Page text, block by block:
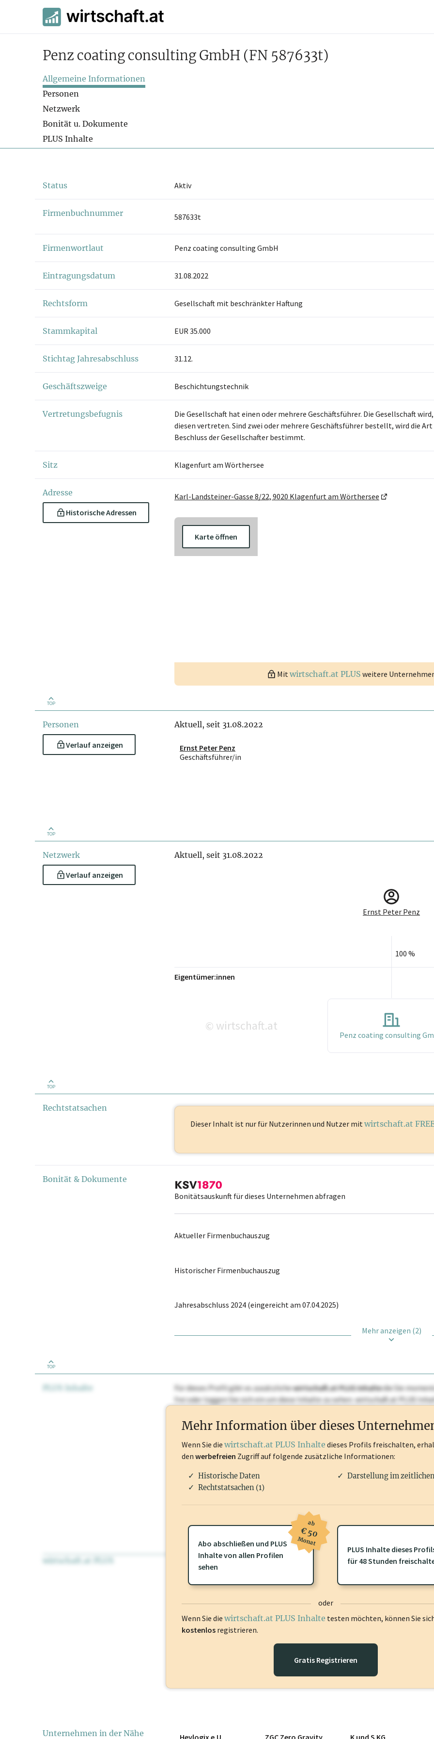
Penz coating consulting GmbH (FN 587633t)
Allgemeine Informationen
Personen
Netzwerk
Bonität u. Dokumente
PLUS Inhalte
Status Aktiv
Firmenbuchnummer 587633t
Firmenwortlaut Penz coating consulting GmbH
Eintragungsdatum 31.08.2022
Rechtsform Gesellschaft mit beschränkter Haftung
Stammkapital EUR 35.000
Stichtag Jahresabschluss 31.12.
Geschäftszweige Beschichtungstechnik
Vertretungsbefugnis
Die Gesellschaft hat einen oder mehrere Geschäftsführer. Die Gesellschaft
diesen vertreten. Sind zwei oder mehrere Geschäftsführer bestellt, wird die
Beschluss der Gesellschafter bestimmt.
Sitz Klagenfurt am Wörthersee
Adresse
Historische Adressen
Karl-Landsteiner-Gasse 8/22, 9020 Klagenfurt am Wörthersee
Karte öffnen
Mitwirtschaft.at PLUS weitere
TOP
Personen
Verlauf anzeigen
Aktuell, seit 31.08.2022
Ernst Peter Penz
Geschäftsführer/in
TOP
Netzwerk
Verlauf anzeigen
Aktuell, seit 31.08.2022
Ernst Peter Penz
100 %
Eigentümer:innen
© wirtschaft.at
Penz coating consulting
TOP
Rechtstatsachen
Dieser Inhalt ist nur für Nutzerinnen und Nutzer mit wirtschaft.at
Bonität & Dokumente
Bonitätsauskunft für dieses Unternehmen abfragen
Aktueller Firmenbuchauszug
Historischer Firmenbuchauszug
Jahresabschluss 2024 (eingereicht am 07.04.2025)
Mehr anzeigen (2)
TOP
PLUS Inhalte Für dieses Profil gibt es zusätzlichewirtschaft.at PLUS Inhaltedie Sie
frei oder loggen Sie sich ein um diese Inhalte zu sehen. wirtschaft.at PLUS
wirtschaft.at PLUS Für dieses Profil gibt es zusätzliche wirtschaft.at PLUS Inhaltedie Sie
frei oder loggen Sie sich ein um diese Inhalte zu sehen.
Mehr Information über dieses
Wenn Sie die wirtschaft.at PLUS Inhalte dieses Profils freischalten,
den werbefreien Zugriff auf folgende zusätzliche Informationen:
Historische Daten
Darstellung im
Rechtstatsachen (1)
Abo abschließen und PLUS
Inhalte von allen Profilen
sehen
ab
€ 50
Monat
PLUS Inhalte dieses
für 48 Stunden
oder
Wenn Sie die wirtschaft.at PLUS Inhalte testen möchten, können Sie
kostenlos registrieren.
Gratis Registrieren
Unternehmen in der Nähe Heylogix e.U. ZGC Zero Gravity K und S KG